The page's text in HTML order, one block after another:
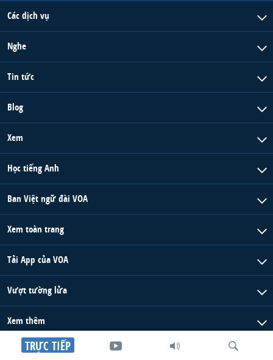
TRỰC TIẾP
Các dịch vụ
Nghe
Tin tức
Blog
Xem
Học tiếng Anh
Ban Việt ngữ đài VOA
Xem toàn trang
Tải App của VOA
Vượt tường lửa
Xem thêm